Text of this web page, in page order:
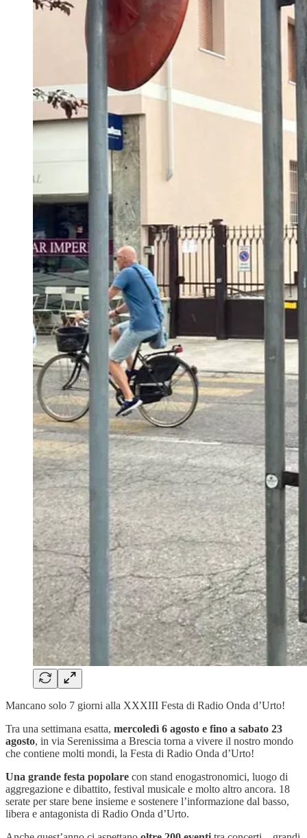
Mancano solo 7 giorni alla XXXIII Festa di Radio Onda d’Urto!
Tra una settimana esatta, mercoledì 6 agosto e fino a sabato 23
agosto, in via Serenissima a Brescia torna a vivere il nostro mondo
che contiene molti mondi, la Festa di Radio Onda d’Urto!
Una grande festa popolare con stand enogastronomici, luogo di
aggregazione e dibattito, festival musicale e molto altro ancora. 18
serate per stare bene insieme e sostenere l’informazione dal basso,
libera e antagonista di Radio Onda d’Urto.